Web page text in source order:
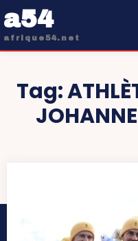
a54
afrique54.net
Tag: